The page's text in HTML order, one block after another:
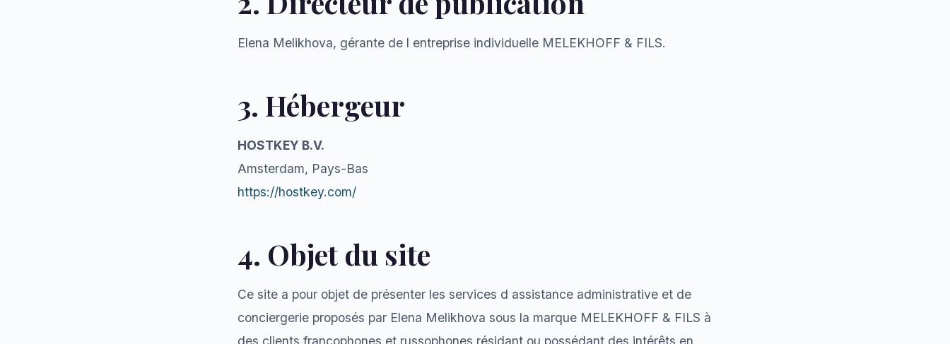
Elena Melikhova, gérante de l entreprise individuelle MELEKHOFF & FILS.
3. Hébergeur
HOSTKEY B.V.
Amsterdam, Pays-Bas
https://hostkey.com/
4. Objet du site
Ce site a pour objet de présenter les services d assistance administrative et de
conciergerie proposés par Elena Melikhova sous la marque MELEKHOFF & FILS à
des clients francophones et russophones résidant ou possédant des intérêts en